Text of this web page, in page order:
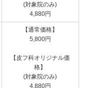
(対象院のみ)
4,880円
【通常価格】
5,800円
【皮フ科オリジナル価
格】
(対象院のみ)
4,880円